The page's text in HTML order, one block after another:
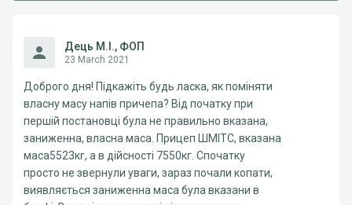
Дець М.І., ФОП
23 March 2021
Доброго дня! Підкажіть будь ласка, як поміняти
власну масу напів причепа? Від початку при
першій постановці була не правильно вказана,
заниженна, власна маса. Прицеп ШМІТС, вказана
маса5523кг, а в дійсності 7550кг. Спочатку
просто не звернули уваги, зараз почали копати,
виявляється заниженна маса була вказани в